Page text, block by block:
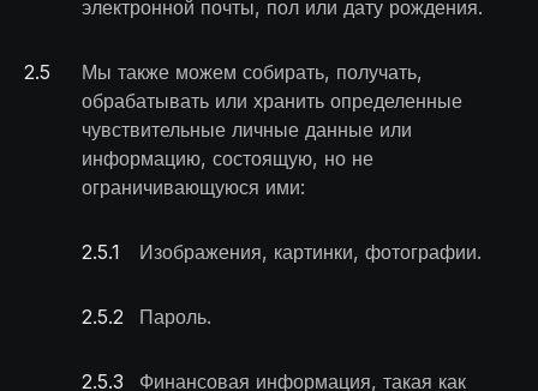
электронной почты, пол или дату рождения.
2.5
Мы также можем собирать, получать,
обрабатывать или хранить определенные
чувствительные личные данные или
информацию, состоящую, но не
ограничивающуюся ими:
2.5.1 Изображения, картинки, фотографии.
2.5.2 Пароль.
2.5.3
Финансовая информация, такая как